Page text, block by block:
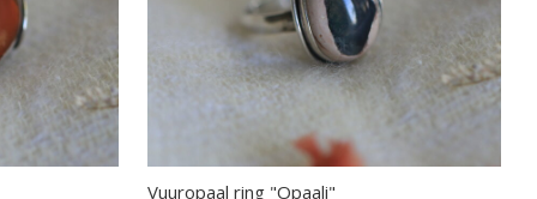
Vuuropaal ring "Opaali"